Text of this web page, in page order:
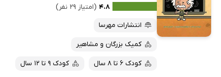
۴.۸ (امتیاز ۲۹ نفر)
انتشارات مهرسا
کمیک بزرگان و مشاهیر
کودک 6 تا 8 سال کودک 9 تا 12 سال